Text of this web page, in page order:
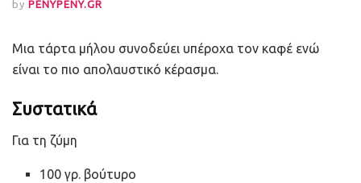
by PENYPENY.GR
Μια τάρτα μήλου συνοδεύει υπέροχα τον καφέ ενώ
είναι το πιο απολαυστικό κέρασμα.
Συστατικά
Για τη ζύμη
100 γρ. βούτυρο